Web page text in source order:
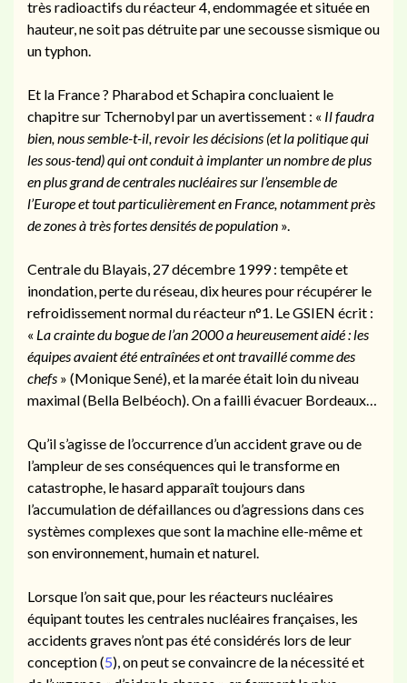
très radioactifs du réacteur 4, endommagée et située en
hauteur, ne soit pas détruite par une secousse sismique ou
un typhon.
Et la France ? Pharabod et Schapira concluaient le
chapitre sur Tchernobyl par un avertissement : « Il faudra
bien, nous semble-t-il, revoir les décisions (et la politique qui
les sous-tend) qui ont conduit à implanter un nombre de plus
en plus grand de centrales nucléaires sur l’ensemble de
l’Europe et tout particulièrement en France, notamment près
de zones à très fortes densités de population ».
Centrale du Blayais, 27 décembre 1999 : tempête et
inondation, perte du réseau, dix heures pour récupérer le
refroidissement normal du réacteur n°1. Le GSIEN écrit :
« La crainte du bogue de l’an 2000 a heureusement aidé : les
équipes avaient été entraînées et ont travaillé comme des
chefs » (Monique Sené), et la marée était loin du niveau
maximal (Bella Belbéoch). On a failli évacuer Bordeaux…
Qu’il s’agisse de l’occurrence d’un accident grave ou de
l’ampleur de ses conséquences qui le transforme en
catastrophe, le hasard apparaît toujours dans
l’accumulation de défaillances ou d’agressions dans ces
systèmes complexes que sont la machine elle-même et
son environnement, humain et naturel.
Lorsque l’on sait que, pour les réacteurs nucléaires
équipant toutes les centrales nucléaires françaises, les
accidents graves n’ont pas été considérés lors de leur
conception (5), on peut se convaincre de la nécessité et